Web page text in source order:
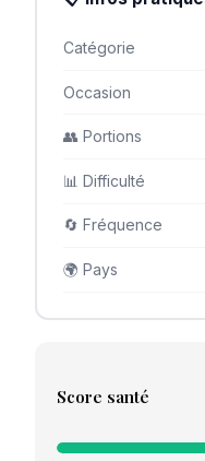
Catégorie
Occasion
👥 Portions
📊 Difficulté
🔄 Fréquence
🌍 Pays
Score santé